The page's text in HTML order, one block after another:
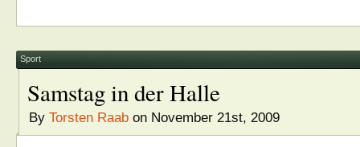
Sport
Samstag in der Halle
By Torsten Raab on November 21st, 2009